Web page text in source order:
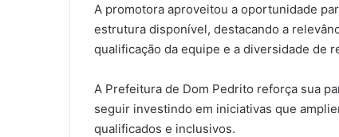
A promotora aproveitou a oportunidade
estrutura disponível, destacando a
qualificação da equipe e a diversidade de
A Prefeitura de Dom Pedrito reforça sua
seguir investindo em iniciativas que
qualificados e inclusivos.